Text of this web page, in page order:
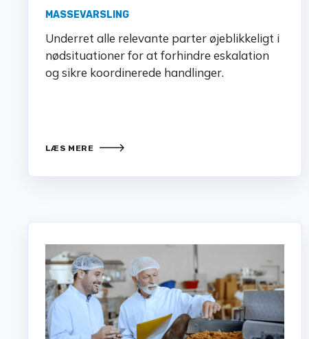
MASSEVARSLING
Underret alle relevante parter øjeblikkeligt i
nødsituationer for at forhindre eskalation
og sikre koordinerede handlinger.
LÆS MERE